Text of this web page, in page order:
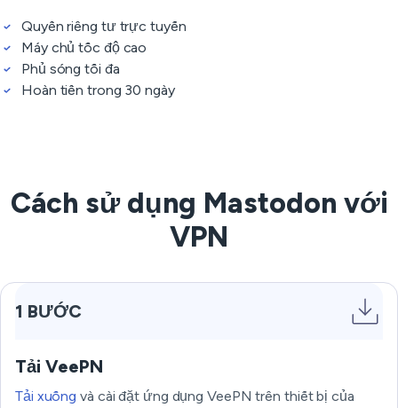
Quyền riêng tư trực tuyến
Máy chủ tốc độ cao
Phủ sóng tối đa
Hoàn tiền trong 30 ngày
Cách sử dụng Mastodon với
VPN
1 BƯỚC
Tải VeePN
Tải xuống và cài đặt ứng dụng VeePN trên thiết bị của